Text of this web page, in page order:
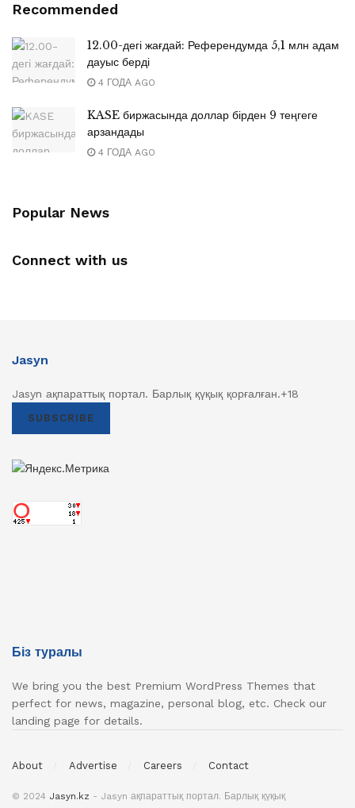
Recommended
12.00-дегі жағдай: Референдумда 5,1 млн адам
дауыс берді
4 ГОДА AGO
KASE биржасында доллар бірден 9 теңгеге
арзандады
4 ГОДА AGO
Popular News
Connect with us
Jasyn
Jasyn ақпараттық портал. Барлық қүқық қорғалған.+18
SUBSCRIBE
Біз туралы
We bring you the best Premium WordPress Themes that
perfect for news, magazine, personal blog, etc. Check our
landing page for details.
About Advertise Careers Contact
© 2024 Jasyn.kz - Jasyn ақпараттық портал. Барлық қүқық